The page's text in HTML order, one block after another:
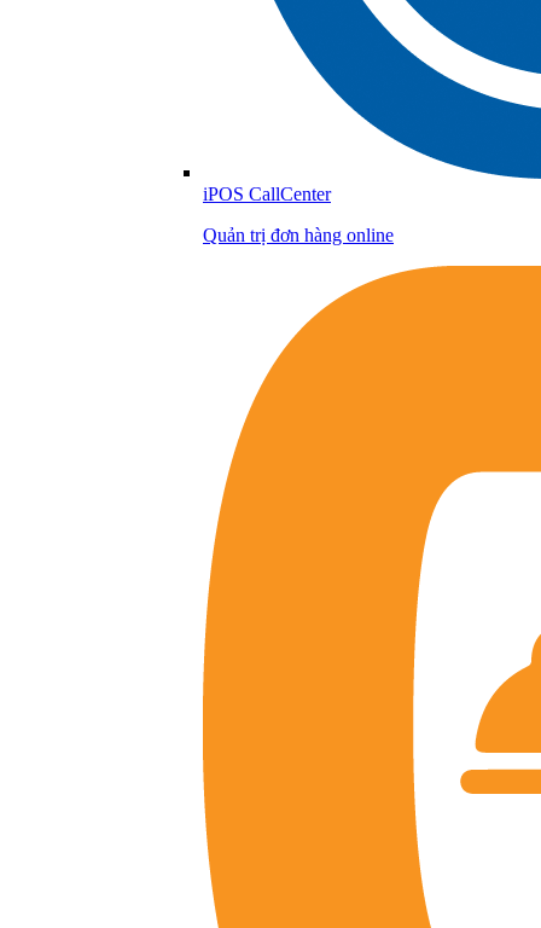
iPOS CallCenter
Quản trị đơn hàng online